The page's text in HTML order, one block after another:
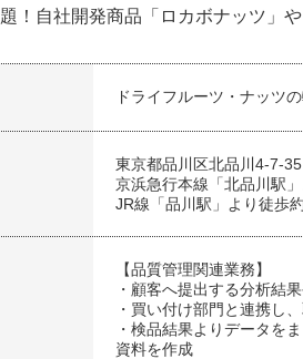
！自社開発商品「ロカボナッツ」
ドライフルーツ・ナッツ
東京都品川区北品川4-7-
京浜急行本線「北品川駅
JR線「品川駅」より徒歩
【品質管理関連業務】
・顧客へ提出する分析結
・買い付け部門と連携し
・検品結果よりデータを
資料を作成